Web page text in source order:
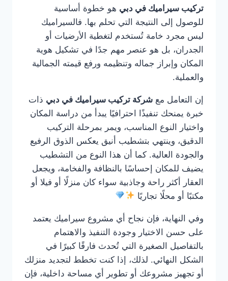
تركيب سيراميك في دبي هو خطوة أساسية
للوصول إلى النتيجة التي تحلم بها. فالسيراميك
ليس مجرد خامة تُستخدم لتغطية الأرضيات أو
الجدران، بل هو عنصر مهم جدًا في تشكيل هوية
المكان وإبراز جماله وتنظيمه ورفع قيمته الجمالية
والعملية.
إن التعامل مع شركة تركيب سيراميك في دبي ذات
خبرة يمنحك تنفيذًا احترافيًا يبدأ من دراسة المكان
واختيار النوع المناسب، ويمر بمرحلة التركيب
الدقيق، وينتهي بتشطيب أنيق يعكس الذوق الرفيع
والجودة العالية. كما أن هذا النوع من التشطيب
يضيف للمكان إحساسًا بالنظافة والفخامة، ويجعل
العقار أكثر راحة وجاذبية سواء كان منزلًا أو فيلا أو
مكتبًا أو محلًا تجاريًا
وفي النهاية، فإن نجاح أي مشروع سيراميك يعتمد
على حسن الاختيار وجودة التنفيذ والاهتمام
بالتفاصيل الصغيرة التي تُحدث فارقًا كبيرًا في
الشكل النهائي. لذلك، إذا كنت تخطط لتجديد منزلك
أو تجهيز مشروعك أو تطوير أي مساحة داخلية، فإن